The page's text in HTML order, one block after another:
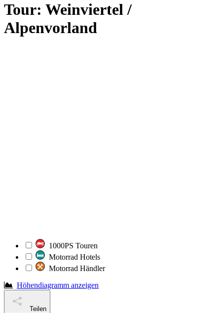
Tour: Weinviertel /
Alpenvorland
1000PS Touren
Motorrad Hotels
Motorrad Händler
Höhendiagramm anzeigen
Teilen